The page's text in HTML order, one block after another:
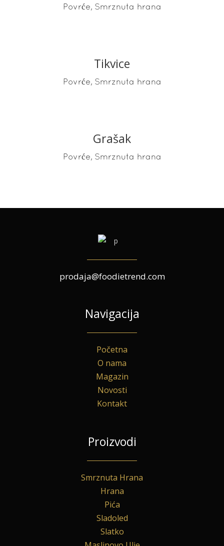
Povrće, Smrznuta hrana
READ MORE
Tikvice
Povrće, Smrznuta hrana
READ MORE
Grašak
Povrće, Smrznuta hrana
prodaja@foodietrend.com
Navigacija
Početna
O nama
Magazin
Novosti
Kontakt
Proizvodi
Smrznuta Hrana
Hrana
Pića
Sladoled
Slatko